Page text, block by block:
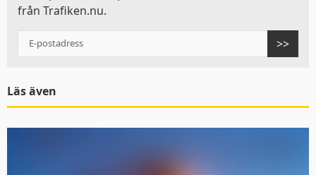
Denna webbplats
från Trafiken.nu.
>>
Läs även